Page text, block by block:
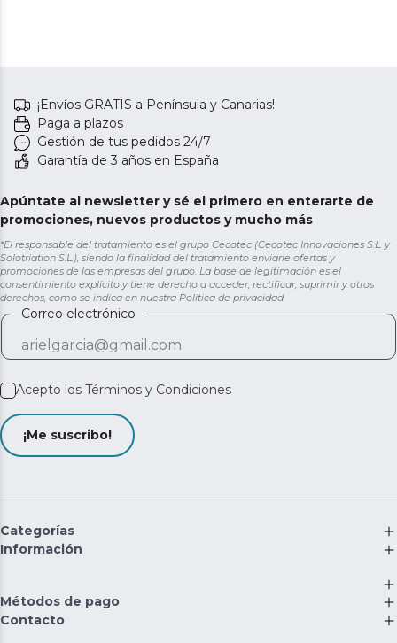
¡Envíos GRATIS a Península y Canarias!
Paga a plazos
Gestión de tus pedidos 24/7
Garantía de 3 años en España
Apúntate al newsletter y sé el primero en enterarte de
promociones, nuevos productos y mucho más
*El responsable del tratamiento es el grupo Cecotec (Cecotec Innovaciones S.L. y
Solotriatlon S.L.), siendo la finalidad del tratamiento enviarle ofertas y
promociones de las empresas del grupo. La base de legitimación es el
consentimiento explícito y tiene derecho a acceder, rectificar, suprimir y otros
derechos, como se indica en nuestra Política de privacidad
Correo electrónico
Acepto los Términos y Condiciones
¡Me suscribo!
Categorías
Información
Métodos de pago
Contacto